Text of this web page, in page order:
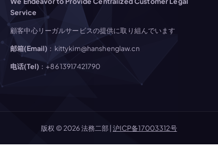
Service
顧客中心リーガルサービスの提供に取り組んでいます
邮箱(Email) ：kittykim@hanshenglaw.cn
电话(Tel) ：+86 13917421790
版权 © 2026 法務二部 | 沪ICP备17003312号